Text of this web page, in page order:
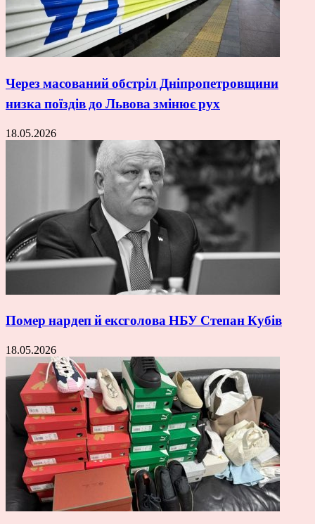
Через масований обстріл Дніпропетровщини
низка поїздів до Львова змінює рух
18.05.2026
Помер нардеп й ексголова НБУ Степан Кубів
18.05.2026